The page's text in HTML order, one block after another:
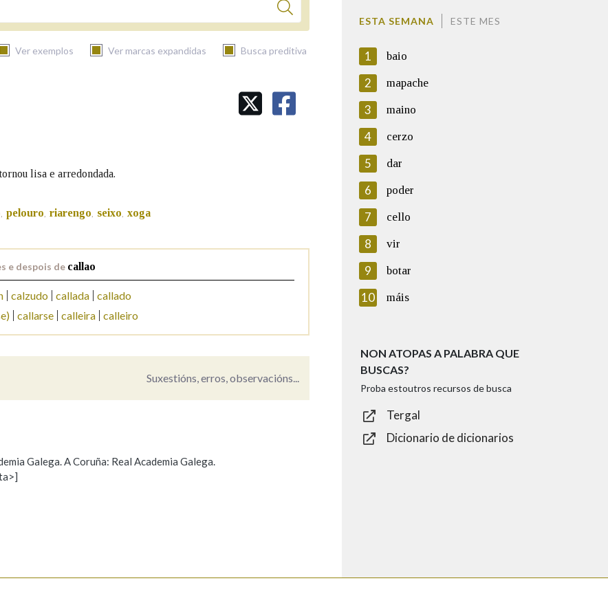
Ver exemplos Ver marcas expandidas Busca preditiva
Na fraseoloxía
Pertence a
lisa e arredondada.
, pelouro, riarengo, seixo, xoga
e despois de callao
calzudo callada
callado
callarse calleira calleiro
Suxestións, erros, observacións...
Propoño mellorar a definición
Galega. A Coruña: Real Academia Galega.
ESTA SEMANA ESTE MES
1 baio
2 mapache
3 maino
4 cerzo
5 dar
6 poder
7 cello
8 vir
9 botar
10 máis
NON ATOPAS A PALABRA QUE
BUSCAS?
Proba estoutros recursos de busca
Tergal
Dicionario de dicionarios